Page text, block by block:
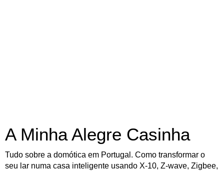
A Minha Alegre Casinha
Tudo sobre a domótica em Portugal. Como transformar o
seu lar numa casa inteligente usando X-10, Z-wave, Zigbee,